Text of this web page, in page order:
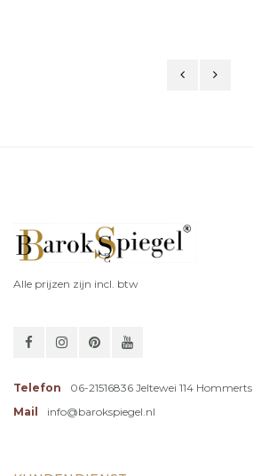
Alle prijzen zijn incl. btw
Telefon
06-21516836 Jeltewei 114 Hommerts
Mail
info@barokspiegel.nl